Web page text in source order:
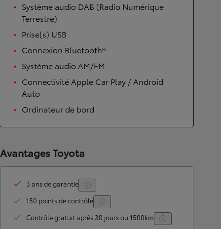
Système audio DAB (Radio Numérique
Terrestre)
Prise(s) USB
Connexion Bluetooth®
Système audio AM/FM
Connectivité Apple Car Play / Android
Auto
Ordinateur de bord
Avantages Toyota
3 ans de garantie
150 points de contrôle
Contrôle gratuit après 30 jours ou 1500km